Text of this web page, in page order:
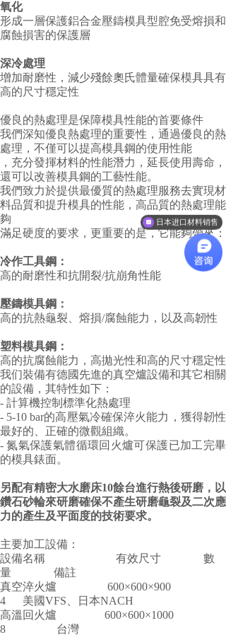
氧化
形成一層保護鋁合金壓鑄模具型腔免受熔損和
腐蝕損害的保護層
深冷處理
增加耐磨性，減少殘餘奧氏體量確保模具具有
高的尺寸穩定性
優良的熱處理是保障模具性能的首要條件
我們深知優良熱處理的重要性，通過優良的熱
處理，不僅可以提高模具鋼的使用性能
，充分發揮材料的性能潛力，延長使用壽命，
還可以改善模具鋼的工藝性能。
我們致力於提供最優質的熱處理服務去實現材
料品質和提升模具的性能，高品質的熱處理能
夠
滿足硬度的要求，更重要的是，它能夠帶來：
冷作工具鋼：
高的耐磨性和抗開裂/抗崩角性能
壓鑄模具鋼：
高的抗熱龜裂、熔損/腐蝕能力，以及高韌性
塑料模具鋼：
高的抗腐蝕能力，高拋光性和高的尺寸穩定性
我们裝備有德國先進的真空爐設備和其它相關
的設備，其特性如下：
- 計算機控制標準化熱處理
- 5-10 bar的高壓氣冷確保淬火能力，獲得韌性
最好的、正確的微觀組織。
- 氮氣保護氣體循環回火爐可保護已加工完畢
的模具錶面。
另配有精密大水磨床10餘台進行熱後研磨，以
鑽石砂輪來研磨確保不產生研磨龜裂及二次應
力的產生及平面度的技術要求。
主要加工設備：
設備名稱 有效尺寸 數
量 備註
真空淬火爐 600×600×900
4 美國VFS、日本NACH
高溫回火爐 600×600×1000
8 台灣
日本进口材料销售